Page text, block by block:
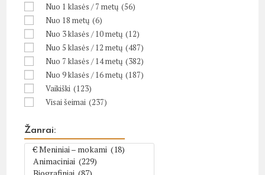
Nuo 1 klasės / 7 metų (56)
Nuo 18 metų (6)
Nuo 3 klasės / 10 metų (12)
Nuo 5 klasės / 12 metų (487)
Nuo 7 klasės / 14 metų (382)
Nuo 9 klasės / 16 metų (187)
Vaikiški (123)
Visai šeimai (237)
Žanrai: